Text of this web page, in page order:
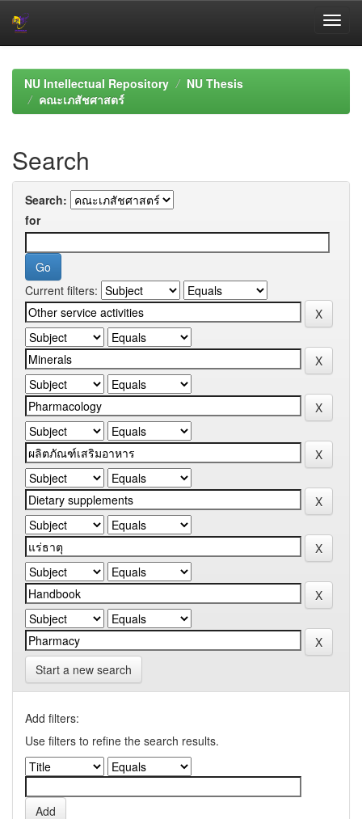
navigationNU Intellectual Repository
NU Thesis
คณะเภสัชศาสตร์
Search
Search:
for
Current filters:
Start a new search
Add filters:
Use filters to refine the search results.